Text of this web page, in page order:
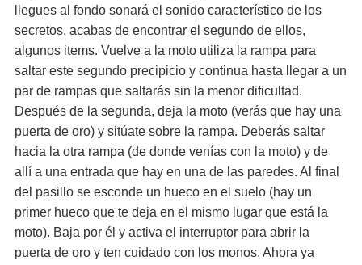
llegues al fondo sonará el sonido característico de los
secretos, acabas de encontrar el segundo de ellos,
algunos items. Vuelve a la moto utiliza la rampa para
saltar este segundo precipicio y continua hasta llegar a un
par de rampas que saltarás sin la menor dificultad.
Después de la segunda, deja la moto (verás que hay una
puerta de oro) y sitúate sobre la rampa. Deberás saltar
hacia la otra rampa (de donde venías con la moto) y de
allí a una entrada que hay en una de las paredes. Al final
del pasillo se esconde un hueco en el suelo (hay un
primer hueco que te deja en el mismo lugar que está la
moto). Baja por él y activa el interruptor para abrir la
puerta de oro y ten cuidado con los monos. Ahora ya